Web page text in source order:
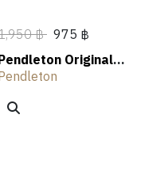
฿ 975 ฿
Original
Graphic Tee